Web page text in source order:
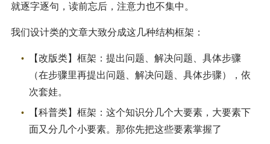
就逐字逐句，读前忘后，注意力也不集中。
我们设计类的文章大致分成这几种结构框架：
【改版类】框架：提出问题、解决问题、具体步骤
（在步骤里再提出问题、解决问题、具体步骤），依
次套娃。
【科普类】框架：这个知识分几个大要素，大要素下
面又分几个小要素。那你先把这些要素掌握了